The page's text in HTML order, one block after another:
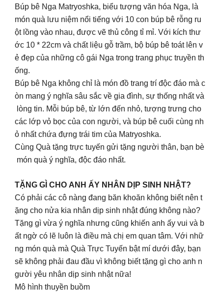
Búp bê Nga Matryoshka, biểu tượng văn hóa Nga, là
món quà lưu niệm nổi tiếng với 10 con búp bê rỗng ru
ột lồng vào nhau, được vẽ thủ công tỉ mỉ. Với kích thư
ớc 10 * 22cm và chất liệu gỗ trầm, bộ búp bê toát lên v
ẻ đẹp của những cô gái Nga trong trang phục truyền th
ống.
Búp bê Nga không chỉ là món đồ trang trí độc đáo mà c
òn mang ý nghĩa sâu sắc về gia đình, sự thống nhất và
lòng tin. Mỗi búp bê, từ lớn đến nhỏ, tượng trưng cho
các lớp vỏ bọc của con người, và búp bê cuối cùng nh
ỏ nhất chứa đựng trái tim của Matryoshka.
Cùng Quà tặng trực tuyến gửi tặng người thân, bạn bè
món quà ý nghĩa, độc đáo nhất.
TẶNG GÌ CHO ANH ẤY NHÂN DỊP SINH NHẬT?
Có phải các cô nàng đang băn khoăn không biết nên t
ặng cho nửa kia nhân dịp sinh nhật đúng không nào?
Tặng gì vừa ý nghĩa nhưng cũng khiến anh ấy vui và b
ất ngờ có lẽ luôn là điều mà chị em quan tâm. Với nhữ
ng món quà mà Quà Trực Tuyến bật mí dưới đây, bạn
sẽ không phải đau đầu vì không biết tặng gì cho anh n
gười yêu nhân dịp sinh nhật nữa!
Mô hình thuyền buồm